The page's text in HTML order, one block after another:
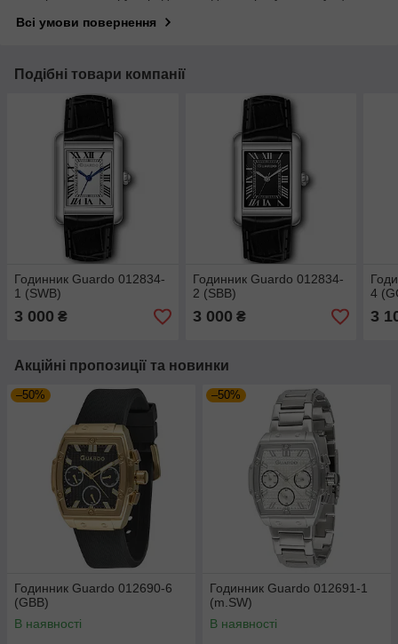
Всі умови повернення
Подібні товари компанії
Годинник Guardo 012834-
1 (SWB)
3 000 ₴
Годинник Guardo 012834-
2 (SBB)
3 000 ₴
4
3
Акційні пропозиції та новинки
–50%
Годинник Guardo 012690-6
(GBB)
В наявності
–50%
Годинник Guardo 012691-1
(m.SW)
В наявності